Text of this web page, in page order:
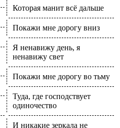
Которая манит всё дальше
Покажи мне дорогу вниз
Я ненавижу день, я
ненавижу свет
Покажи мне дорогу во тьму
Туда, где господствует
одиночество
И никакие зеркала не